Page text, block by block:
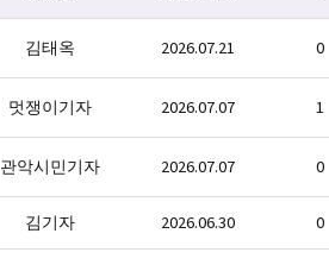
김태옥 2026.07.21 0
멋쟁이기자 2026.07.07 1
관악시민기자 2026.07.07 0
김기자 2026.06.30 0